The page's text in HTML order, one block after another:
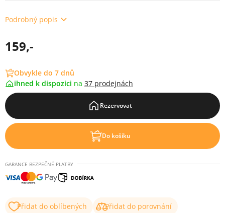
Podrobný popis
159,-
Obvykle do 7 dnů
ihned k dispozici na 37 prodejnách
Rezervovat
Do košíku
GARANCE BEZPEČNÉ PLATBY
Přidat do oblíbených
Přidat do porovnání